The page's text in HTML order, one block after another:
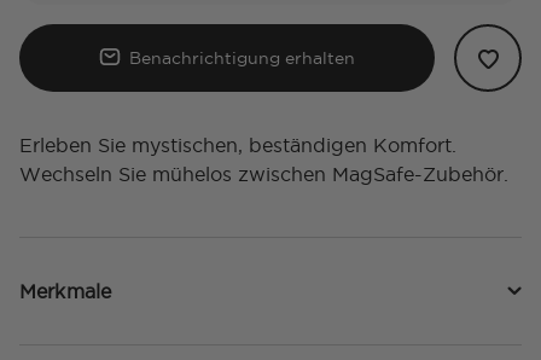
Benachrichtigung erhalten
Erleben Sie mystischen, beständigen Komfort.
Wechseln Sie mühelos zwischen MagSafe-Zubehör.
Merkmale